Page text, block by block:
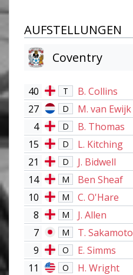
AUFSTELLUNGEN
Coventry
40 T
B. Collins
27
D
M. van Ewijk
4
D
B. Thomas
15
D
L. Kitching
21
D
J. Bidwell
14
M
Ben Sheaf
10
M C. O'Hare
8 M
J. Allen
7
M
T. Sakamoto
9
O
E. Simms
11
O H. Wright